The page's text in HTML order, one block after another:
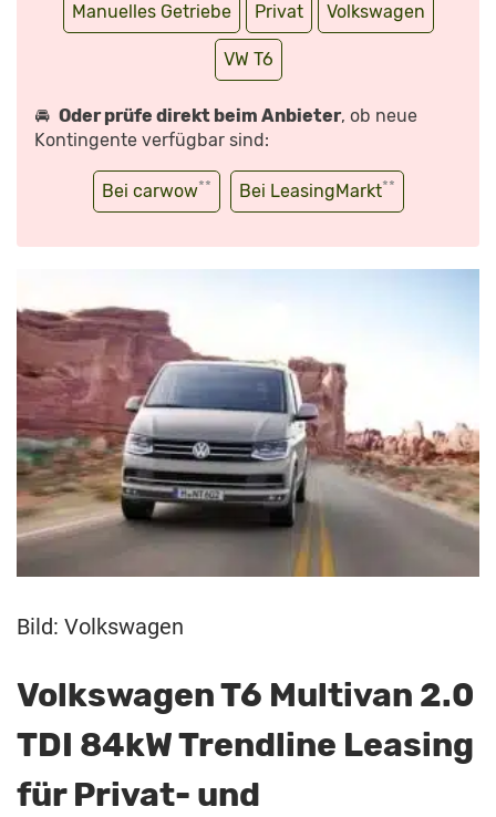
Manuelles Getriebe Privat Volkswagen
VW T6
🚘 Oder prüfe direkt beim Anbieter, ob neue
Kontingente verfügbar sind:
Bei carwow** Bei LeasingMarkt**
Bild: Volkswagen
Volkswagen T6 Multivan 2.0
TDI 84kW Trendline Leasing
für Privat- und